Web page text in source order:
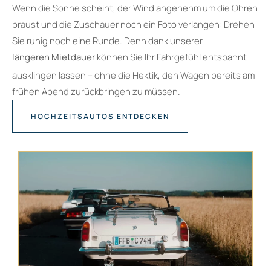
Wenn die Sonne scheint, der Wind angenehm um die Ohren
braust und die Zuschauer noch ein Foto verlangen: Drehen
Sie ruhig noch eine Runde. Denn dank unserer
längeren Mietdauerkönnen Sie Ihr Fahrgefühl entspannt
ausklingen lassen – ohne die Hektik, den Wagen bereits am
frühen Abend zurückbringen zu müssen.
HOCHZEITSAUTOS ENTDECKEN